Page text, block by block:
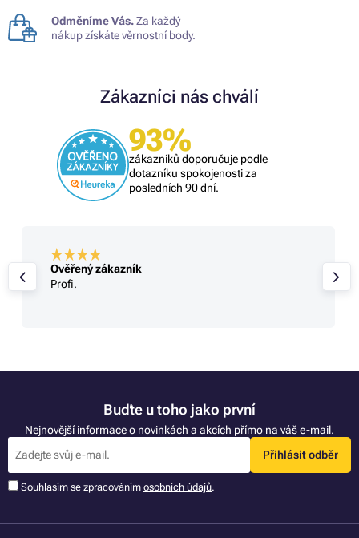
Odměníme Vás.Za každý
nákup získáte věrnostní body.
Zákazníci nás chválí
93%
zákazníků doporučuje podle
dotazníku spokojenosti za
posledních 90 dní.
Ověřený zákazník
Profi.
Buďte u toho jako první
Nejnovější informace o novinkách a akcích přímo na váš e-mail.
Přihlásit odběr
Souhlasím se zpracováním osobních údajů.